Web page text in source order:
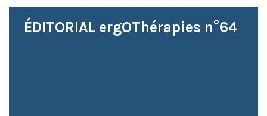
ÉDITORIAL ergOThérapies n°64